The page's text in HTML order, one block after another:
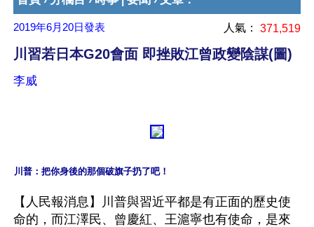
2019年6月20日發表 人氣： 371,519
川習若日本G20會面 即挫敗江曾政變陰謀(圖)
李威
川普：把你身後的那個破旗子扔了吧！
【人民報消息】川普與習近平都是有正面的歷史使
命的，而江澤民、曾慶紅、王滬寧也有使命，是來